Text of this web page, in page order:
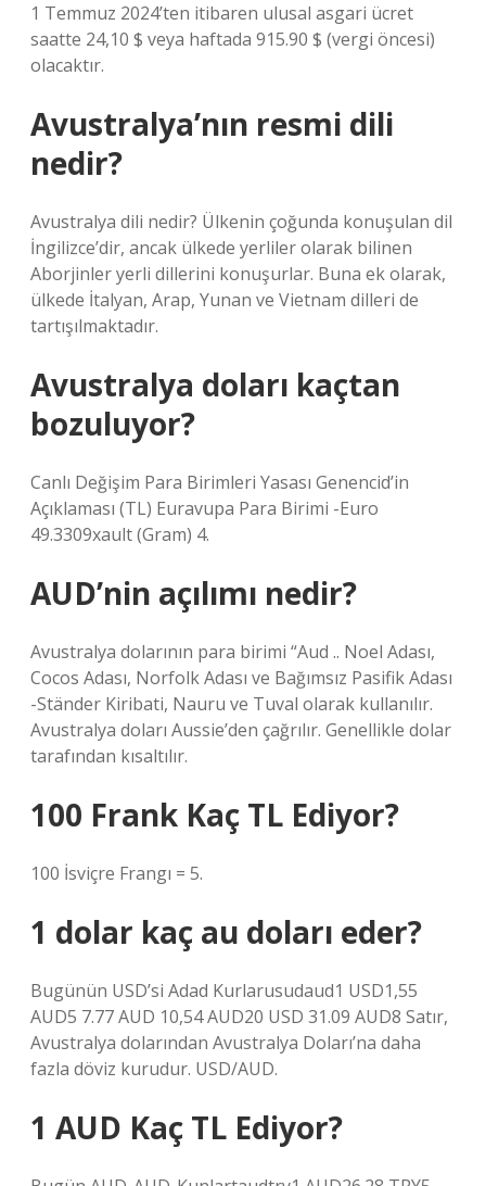
1 Temmuz 2024’ten itibaren ulusal asgari ücret
saatte 24,10 $ veya haftada 915.90 $ (vergi öncesi)
olacaktır.
Avustralya’nın resmi dili
nedir?
Avustralya dili nedir? Ülkenin çoğunda konuşulan dil
İngilizce’dir, ancak ülkede yerliler olarak bilinen
Aborjinler yerli dillerini konuşurlar. Buna ek olarak,
ülkede İtalyan, Arap, Yunan ve Vietnam dilleri de
tartışılmaktadır.
Avustralya doları kaçtan
bozuluyor?
Canlı Değişim Para Birimleri Yasası Genencid’in
Açıklaması (TL) Euravupa Para Birimi -Euro
49.3309xault (Gram) 4.
AUD’nin açılımı nedir?
Avustralya dolarının para birimi “Aud .. Noel Adası,
Cocos Adası, Norfolk Adası ve Bağımsız Pasifik Adası
-Ständer Kiribati, Nauru ve Tuval olarak kullanılır.
Avustralya doları Aussie’den çağrılır. Genellikle dolar
tarafından kısaltılır.
100 Frank Kaç TL Ediyor?
100 İsviçre Frangı = 5.
1 dolar kaç au doları eder?
Bugünün USD’si Adad Kurlarusudaud1 USD1,55
AUD5 7.77 AUD 10,54 AUD20 USD 31.09 AUD8 Satır,
Avustralya dolarından Avustralya Doları’na daha
fazla döviz kurudur. USD/AUD.
1 AUD Kaç TL Ediyor?